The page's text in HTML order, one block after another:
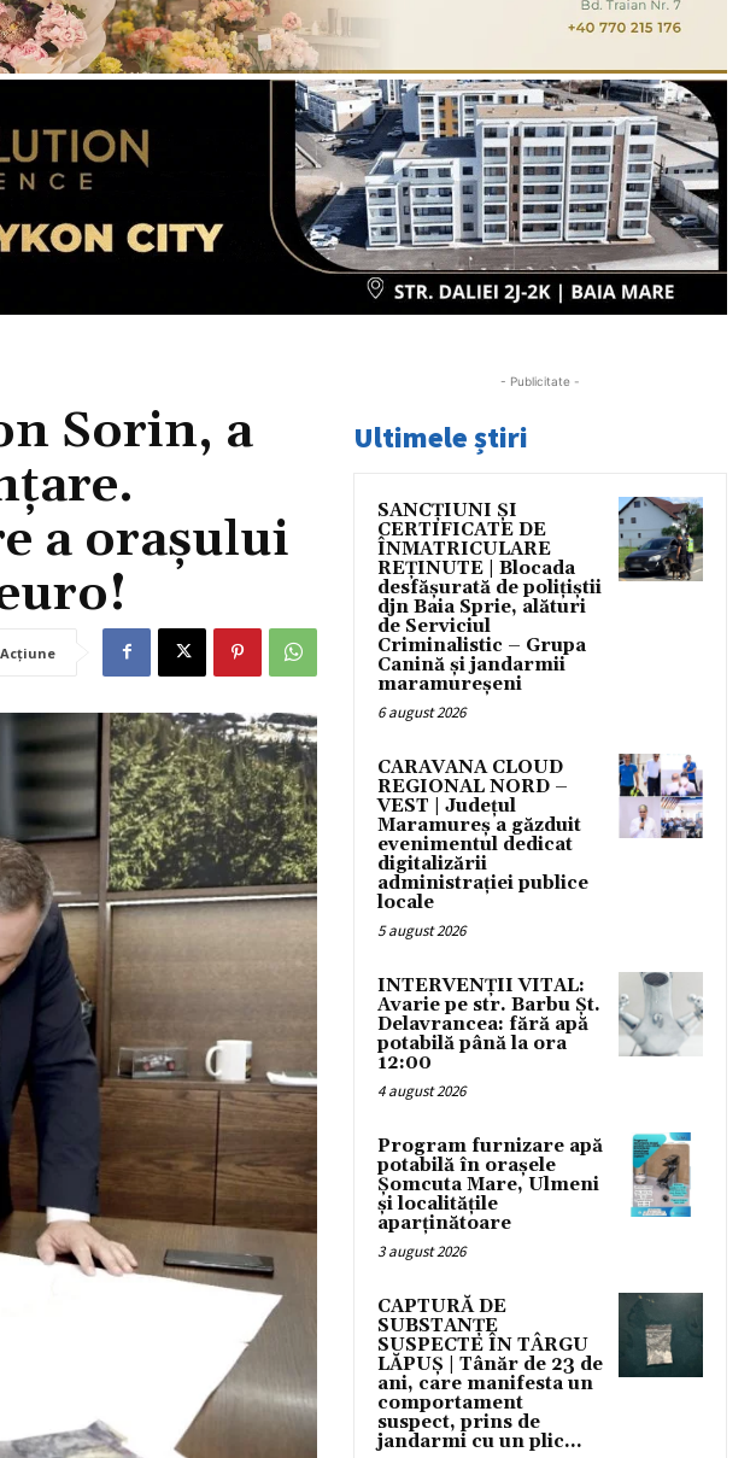
Sorin, a
a orașului
Acțiune
- Publicitate -
Ultimele știri
SANCȚIUNI ȘI
CERTIFICATE DE
ÎNMATRICULARE
REȚINUTE | Blocada
desfășurată de polițiștii
djn Baia Sprie, alături
de Serviciul
Criminalistic – Grupa
Canină și jandarmii
maramureșeni
6 august 2026
CARAVANA CLOUD
REGIONAL NORD –
VEST | Județul
Maramureș a găzduit
evenimentul dedicat
digitalizării
administrației publice
locale
5 august 2026
INTERVENȚII VITAL:
Avarie pe str. Barbu Șt.
Delavrancea: fără apă
potabilă până la ora
12:00
4 august 2026
Program furnizare apă
potabilă în orașele
Șomcuta Mare, Ulmeni
și localitățile
aparținătoare
3 august 2026
CAPTURĂ DE
SUBSTANȚE
SUSPECTE ÎN TÂRGU
LĂPUȘ | Tânăr de 23 de
ani, care manifesta un
comportament
suspect, prins de
jandarmi cu un plic...